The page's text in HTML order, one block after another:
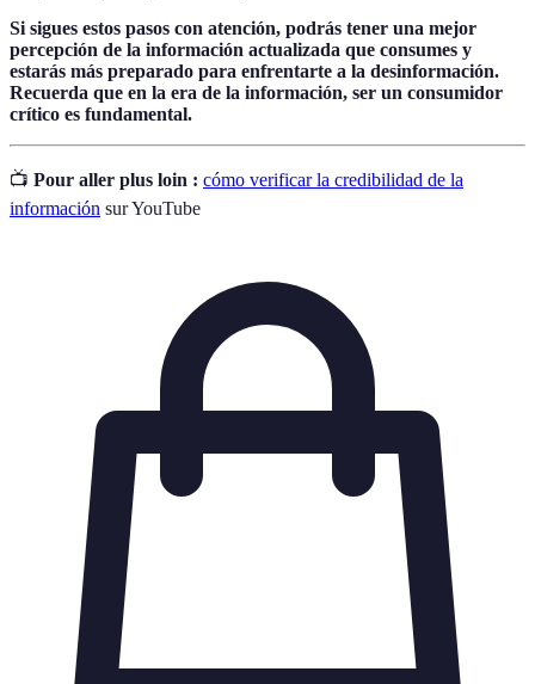
Si sigues estos pasos con atención, podrás tener una mejor
percepción de la información actualizada que consumes y
estarás más preparado para enfrentarte a la desinformación.
Recuerda que en la era de la información, ser un consumidor
crítico es fundamental.
📺 Pour aller plus loin : cómo verificar la credibilidad de la
información sur YouTube